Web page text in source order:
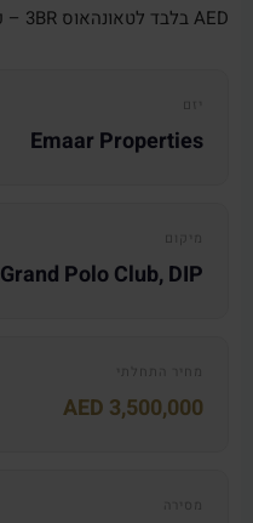
AED בלבד לטאונהאוס 3BR – כ-95,000 דולר.
יזם
Emaar Properties
מיקום
Grand Polo Club, DIP
מחיר התחלתי
AED 3,500,000
מסירה